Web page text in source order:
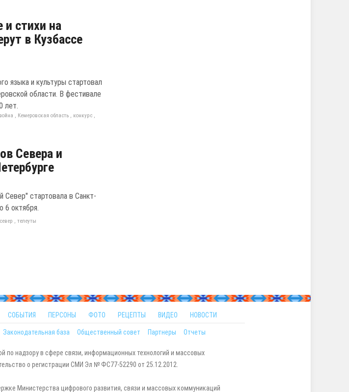
и стихи на
в Кузбассе
языка и культуры стартовал
области. В фестивале
лет.
, Кемеровская область , конкурс ,
Севера и
Север" стартовала в Санкт-
6 октября.
север ,телеуты
СОБЫТИЯ ПЕРСОНЫ ФОТО РЕЦЕПТЫ ВИДЕО НОВОСТИ
Законодательная база Общественный совет Партнеры Отчеты
по надзору в сфере связи, информационных технологий и массовых
о регистрации СМИ Эл № ФС77-52290 от 25.12.2012.
Министерства цифрового развития, связи и массовых коммуникаций